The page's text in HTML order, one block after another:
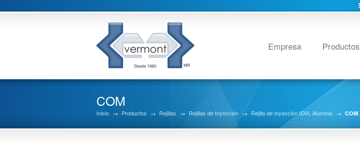
Empresa Productos
COM
Inicio → Productos → Rejillas → Rejillas de Inyección → Rejilla de Inyección IDVL Aluminio → COM